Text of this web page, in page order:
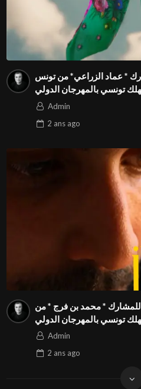
فيديو بعنوان «الفولارة » للمشارك * عماد الزراعي* من تونس
في المسابقة الوطنية استهلك تونسي بالمهرجان الدولي
Admin
2 ansago
فيديو بعنوان «غمضة عين » للمشارك * محمد بن فرج * من
تونس في المسابقة الوطنية استهلك تونسي بالمهرجان الدولي
Admin
2 ansago